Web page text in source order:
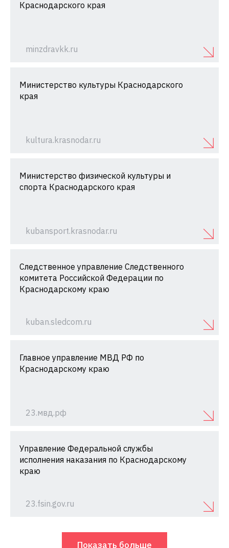
Краснодарского края
minzdravkk.ru
Министерство культуры Краснодарского
края
kultura.krasnodar.ru
Министерство физической культуры и
спорта Краснодарского края
kubansport.krasnodar.ru
Следственное управление Следственного
комитета Российской Федерации по
Краснодарскому краю
kuban.sledcom.ru
Главное управление МВД РФ по
Краснодарскому краю
23.мвд.рф
Управление Федеральной службы
исполнения наказания по Краснодарскому
краю
23.fsin.gov.ru
Показать больше